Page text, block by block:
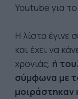
Youtube για
Η λίστα έγινε
και έχει να
χρονιάς, ή
σύμφωνα με
μοιράστηκαν